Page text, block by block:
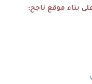
بناء موقع ناجح: